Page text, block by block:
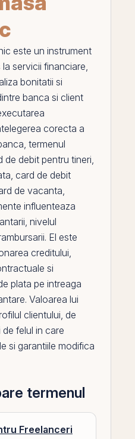
este un instrument
servicii financiare,
bonitatii si
banca si client
corecta a
termenul
de debit pentru tineri,
, card de debit
de vacanta,
influenteaza
nivelul
El este
creditului,
si
plata pe intreaga
Valoarea lui
clientului, de
felul in care
si garantiile modifica
termenul
Freelanceri